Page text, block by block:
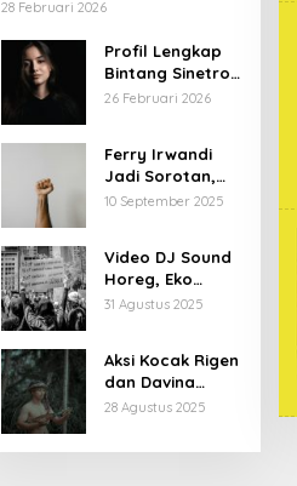
YouTube Tembus 100
28 Februari 2026
Profil Lengkap
Bintang Sinetron
Mencintai Ipar
26 Februari 2026
Ferry Irwandi
Jadi Sorotan,
Begini Latar
10 September 2025
Video DJ Sound
Horeg, Eko
Patrio Buka
31 Agustus 2025
Aksi Kocak Rigen
dan Davina
Karamoy di Film
28 Agustus 2025